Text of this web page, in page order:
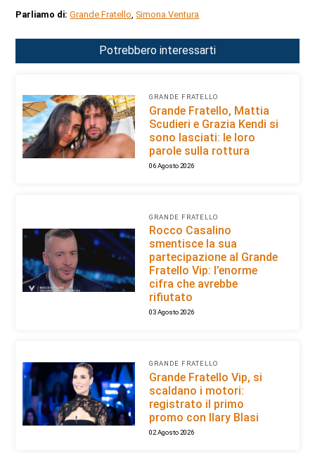
Parliamo di:Grande Fratello,Simona Ventura
Potrebbero interessarti
GRANDE FRATELLO
Grande Fratello, Mattia
Scudieri e Grazia Kendi si
sono lasciati: le loro
parole sulla rottura
06 Agosto 2026
GRANDE FRATELLO
Rocco Casalino
smentisce la sua
partecipazione al Grande
Fratello Vip: l’enorme
cifra che avrebbe
rifiutato
03 Agosto 2026
GRANDE FRATELLO
Grande Fratello Vip, si
scaldano i motori:
registrato il primo
promo con Ilary Blasi
02 Agosto 2026